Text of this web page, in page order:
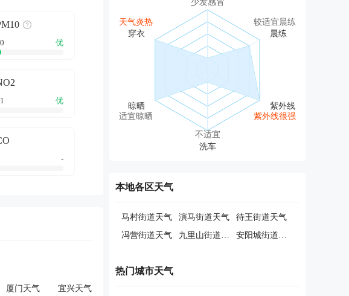
优
优
-
厦门天气 宜兴天气
少发感冒
天气炎热
适宜晾晒
不适宜
紫外线很强
较适宜晨练
本地各区天气
马村街道天气 演马街道天气
待王街道天气
冯营街道天气
九里山街道天气 安阳城街道天气
热门城市天气